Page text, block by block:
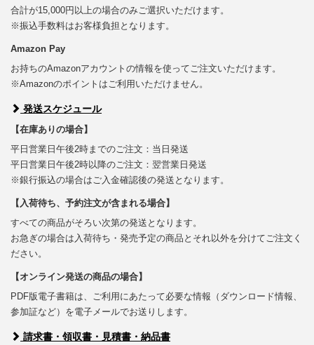
合計が15,000円以上の場合のみご選択いただけます。
※振込手数料はお客様負担となります。
Amazon Pay
お持ちのAmazonアカウントの情報を使ってご注文いただけます。
※Amazonのポイントはご利用いただけません。
発送スケジュール
【在庫ありの場合】
平日営業日午後2時までのご注文：当日発送
平日営業日午後2時以降のご注文：翌営業日発送
※銀行振込の場合はご入金確認後の発送となります。
【入荷待ち、予約注文が含まれる場合】
すべての商品がそろい次第の発送となります。
お急ぎの場合は入荷待ち・発売予定の商品とそれ以外を分けてご注文く
ださい。
【オンライン発送の商品の場合】
PDF版電子書籍は、ご利用にあたって必要な情報（ダウンロード情報、
参加証など）を電子メールでお送りします。
請求書・領収書・見積書・納品書